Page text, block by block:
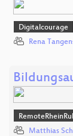
Digitalcourage
Rena
Matthias